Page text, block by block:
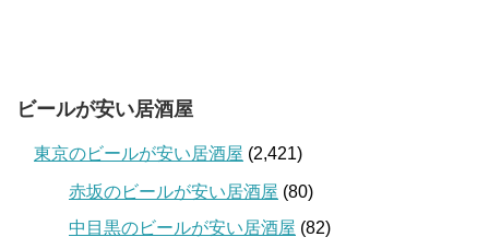
ビールが安い居酒屋
東京のビールが安い居酒屋 (2,421)
赤坂のビールが安い居酒屋 (80)
中目黒のビールが安い居酒屋 (82)